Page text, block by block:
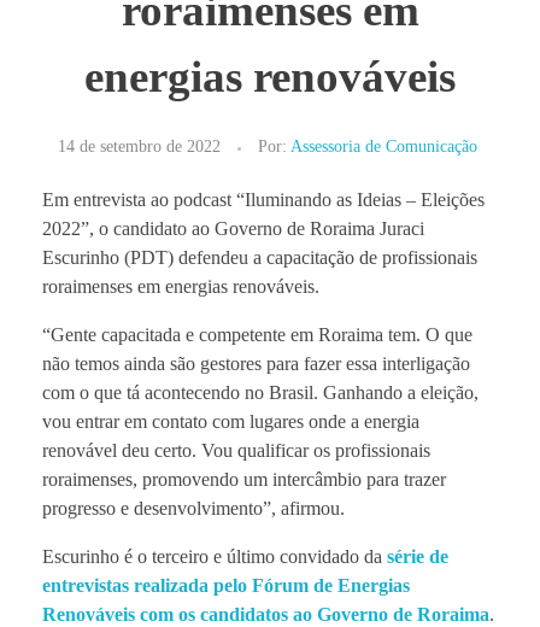
energias renováveis
14 de setembro de 2022 Por: Assessoria de Comunicação
Em entrevista ao podcast “Iluminando as Ideias – Eleições
2022”, o candidato ao Governo de Roraima Juraci
Escurinho (PDT) defendeu a capacitação de profissionais
roraimenses em energias renováveis.
“Gente capacitada e competente em Roraima tem. O que
não temos ainda são gestores para fazer essa interligação
com o que tá acontecendo no Brasil. Ganhando a eleição,
vou entrar em contato com lugares onde a energia
renovável deu certo. Vou qualificar os profissionais
roraimenses, promovendo um intercâmbio para trazer
progresso e desenvolvimento”, afirmou.
Escurinho é o terceiro e último convidado da série de
entrevistas realizada pelo Fórum de Energias
Renováveis com os candidatos ao Governo de Roraima.